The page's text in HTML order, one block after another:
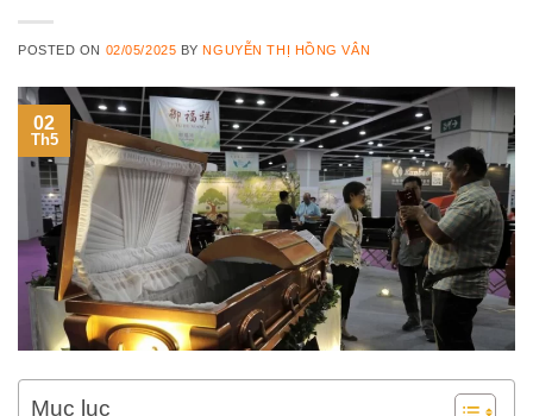
POSTED ON 02/05/2025 BYNGUYỄN THỊ HỒNG VÂN
02
Th5
Mục lục